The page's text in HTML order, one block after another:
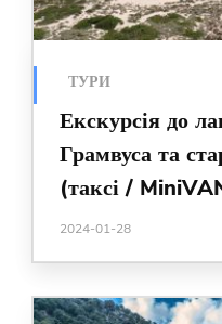
ТУРИ
Екскурсія до
Грамвуса та
(таксі /
2024-01-28